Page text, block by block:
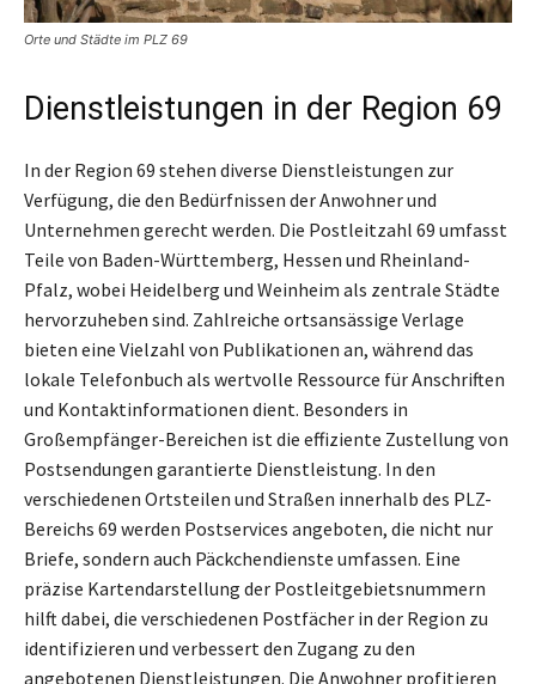
Orte und Städte im PLZ 69
Dienstleistungen in der Region 69
In der Region 69 stehen diverse Dienstleistungen zur
Verfügung, die den Bedürfnissen der Anwohner und
Unternehmen gerecht werden. Die Postleitzahl 69 umfasst
Teile von Baden-Württemberg, Hessen und Rheinland-
Pfalz, wobei Heidelberg und Weinheim als zentrale Städte
hervorzuheben sind. Zahlreiche ortsansässige Verlage
bieten eine Vielzahl von Publikationen an, während das
lokale Telefonbuch als wertvolle Ressource für Anschriften
und Kontaktinformationen dient. Besonders in
Großempfänger-Bereichen ist die effiziente Zustellung von
Postsendungen garantierte Dienstleistung. In den
verschiedenen Ortsteilen und Straßen innerhalb des PLZ-
Bereichs 69 werden Postservices angeboten, die nicht nur
Briefe, sondern auch Päckchendienste umfassen. Eine
präzise Kartendarstellung der Postleitgebietsnummern
hilft dabei, die verschiedenen Postfächer in der Region zu
identifizieren und verbessert den Zugang zu den
angebotenen Dienstleistungen. Die Anwohner profitieren